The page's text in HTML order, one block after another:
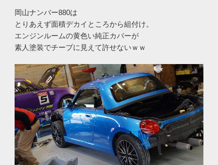
岡山ナンバー880は
とりあえず面積デカイところから組付け。
エンジンルームの黄色い純正カバーが
素人塗装でチープに見えて許せないｗｗ